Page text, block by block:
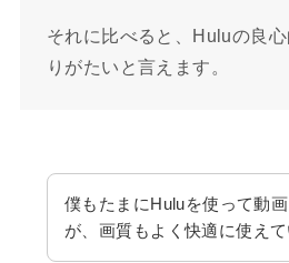
それに比べると、Huluの良
りがたいと言えます。
僕もたまにHuluを使って動
が、画質もよく快適に使えて